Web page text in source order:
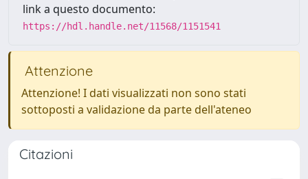
link a questo documento:
https://hdl.handle.net/11568/1151541
Attenzione
Attenzione! I dati visualizzati non sono stati
sottoposti a validazione da parte dell'ateneo
Citazioni